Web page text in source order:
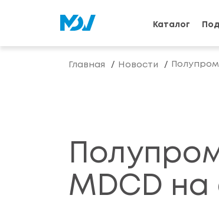
Каталог
Главная Новости
MDCD на